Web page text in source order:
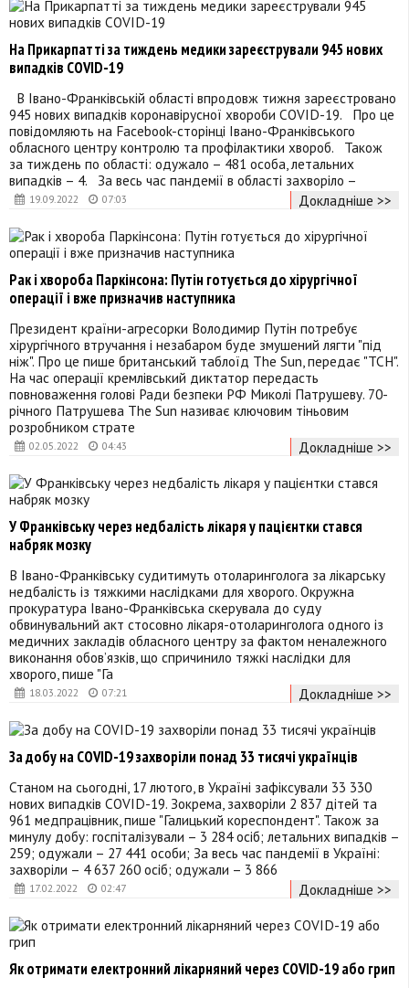
19.09.2022 07:03
На Прикарпатті за тиждень медики зареєстрували 945 нових
випадків COVID-19
В Івано-Франківській області впродовж тижня зареєстровано
945 нових випадків коронавірусної хвороби COVID-19. Про це
повідомляють на Facebook-сторінці Івано-Франківського
обласного центру контролю та профілактики хвороб. Також
за тиждень по області: одужало – 481 особа, летальних
випадків – 4. За весь час пандемії в області захворіло –
Докладніше >>
02.05.2022 04:43
Рак і хвороба Паркінсона: Путін готується до хірургічної
операції і вже призначив наступника
Президент країни-агресорки Володимир Путін потребує
хірургічного втручання і незабаром буде змушений лягти "під
ніж". Про це пише британський таблоїд The Sun, передає "ТСН".
На час операції кремлівський диктатор передасть
повноваження голові Ради безпеки РФ Миколі Патрушеву. 70-
річного Патрушева The Sun називає ключовим тіньовим
розробником страте
Докладніше >>
18.03.2022 07:21
У Франківську через недбалість лікаря у пацієнтки стався
набряк мозку
В Івано-Франківську судитимуть отоларинголога за лікарську
недбалість із тяжкими наслідками для хворого. Окружна
прокуратура Івано-Франківська скерувала до суду
обвинувальний акт стосовно лікаря-отоларинголога одного із
медичних закладів обласного центру за фактом неналежного
виконання обов’язків, що спричинило тяжкі наслідки для
хворого, пише "Га
Докладніше >>
17.02.2022 02:47
За добу на COVID-19 захворіли понад 33 тисячі українців
Станом на сьогодні, 17 лютого, в Україні зафіксували 33 330
нових випадків COVID-19. Зокрема, захворіли 2 837 дітей та
961 медпрацівник, пише "Галицький кореспондент". Також за
минулу добу: госпіталізували – 3 284 осіб; летальних випадків –
259; одужали – 27 441 особи; За весь час пандемії в Україні:
захворіли – 4 637 260 осіб; одужали – 3 866
Докладніше >>
Як отримати електронний лікарняний через COVID-19 або грип